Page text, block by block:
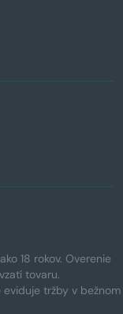
18 rokov. Overenie
tovaru.
tržby v bežnom